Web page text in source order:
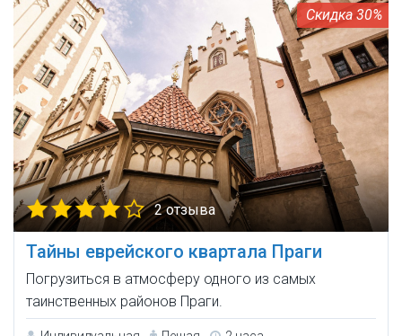
30%
2 отзыва
Тайны еврейского квартала Праги
Погрузиться в атмосферу одного из самых
таинственных районов Праги.